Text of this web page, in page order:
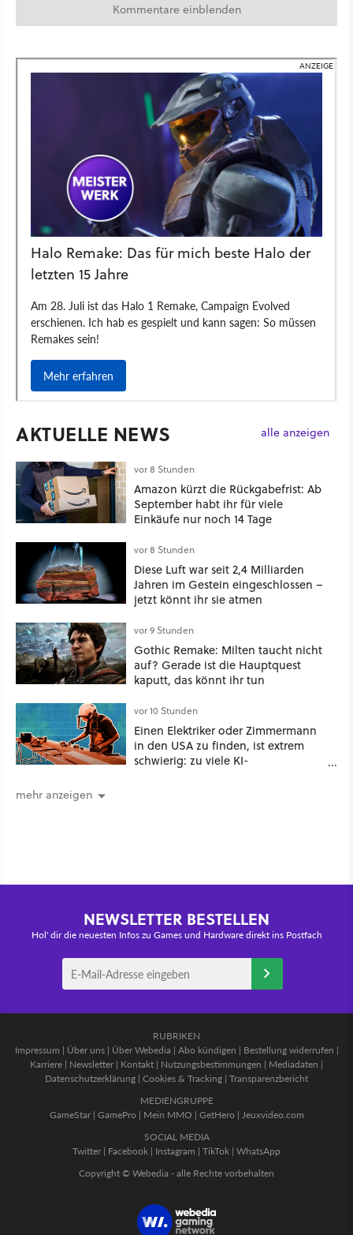
Kommentare einblenden
AKTUELLE NEWS alle anzeigen
vor 8 Stunden
Amazon kürzt die Rückgabefrist: Ab
September habt ihr für viele
Einkäufe nur noch 14 Tage
vor 8 Stunden
Diese Luft war seit 2,4 Milliarden
Jahren im Gestein eingeschlossen –
jetzt könnt ihr sie atmen
vor 9 Stunden
Gothic Remake: Milten taucht nicht
auf? Gerade ist die Hauptquest
kaputt, das könnt ihr tun
vor 10 Stunden
Einen Elektriker oder Zimmermann
in den USA zu finden, ist extrem
schwierig: zu viele KI-
mehr anzeigen
NEWSLETTER BESTELLEN
Hol' dir die neuesten Infos zu Games und Hardware direkt ins Postfach
RUBRIKEN
Impressum | Über uns| Über Webedia | Abo kündigen | Bestellung widerrufen |
Karriere | Newsletter | Kontakt | Nutzungsbestimmungen | Mediadaten |
Datenschutzerklärung | Cookies & Tracking | Transparenzbericht
MEDIENGRUPPE
GameStar| GamePro | Mein MMO | GetHero | Jeuxvideo.com
SOCIAL MEDIA
Twitter | Facebook | Instagram | TikTok | WhatsApp
Copyright © Webedia - alle Rechte vorbehalten